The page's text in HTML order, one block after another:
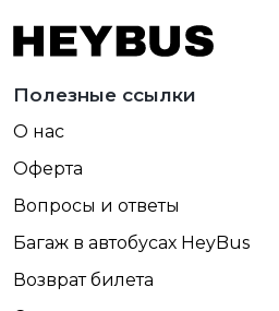
Полезные ссылки
О нас
Оферта
Вопросы и ответы
Багаж в автобусах HeyBus
Возврат билета